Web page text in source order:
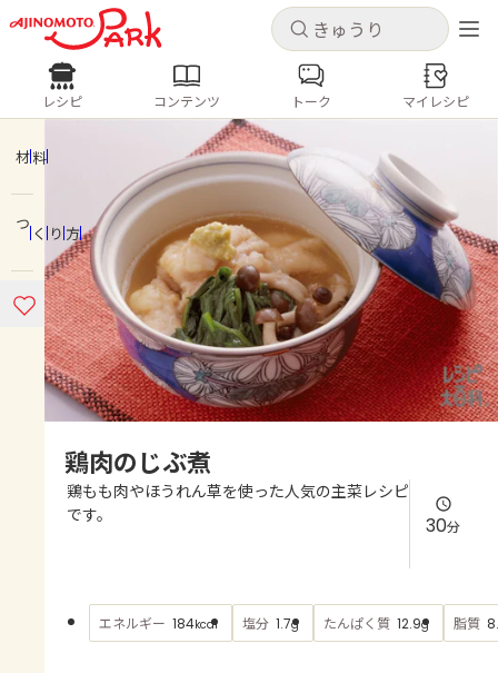
キャンセル
ログインするとレシピを保存できます
ログイン 新規登録
ホーム
コンテンツ
レシピ
よくあるお問い合わせ
AJINOMOTO PARK とは
キャンセル
レシピ コンテンツ
人気の食材・レシピ
きゅうり なす トマト
とうもろこし
ピーマン
みょうが ゴーヤ
レシピ コンテンツ トーク マイレシピ
材料
つくり方
鶏肉のじぶ煮
鶏もも肉やほうれん草を使った人気の主菜レシピ
です。
30分
エネルギー 184kcal 塩分 1.7g たんぱく質 12.9g 脂質